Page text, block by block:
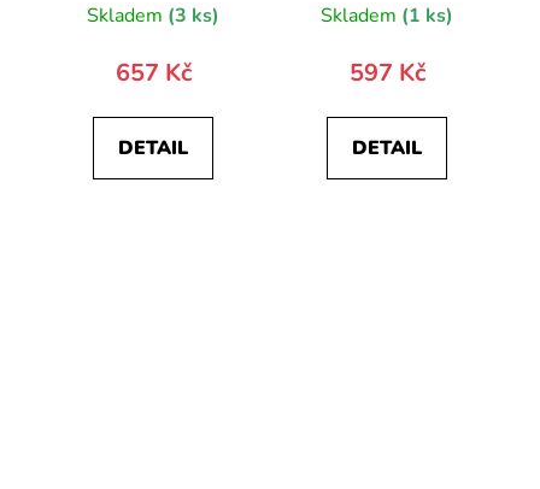
Skladem (3 ks)
657 Kč
DETAIL
Skladem (1 ks)
597 Kč
DETAIL